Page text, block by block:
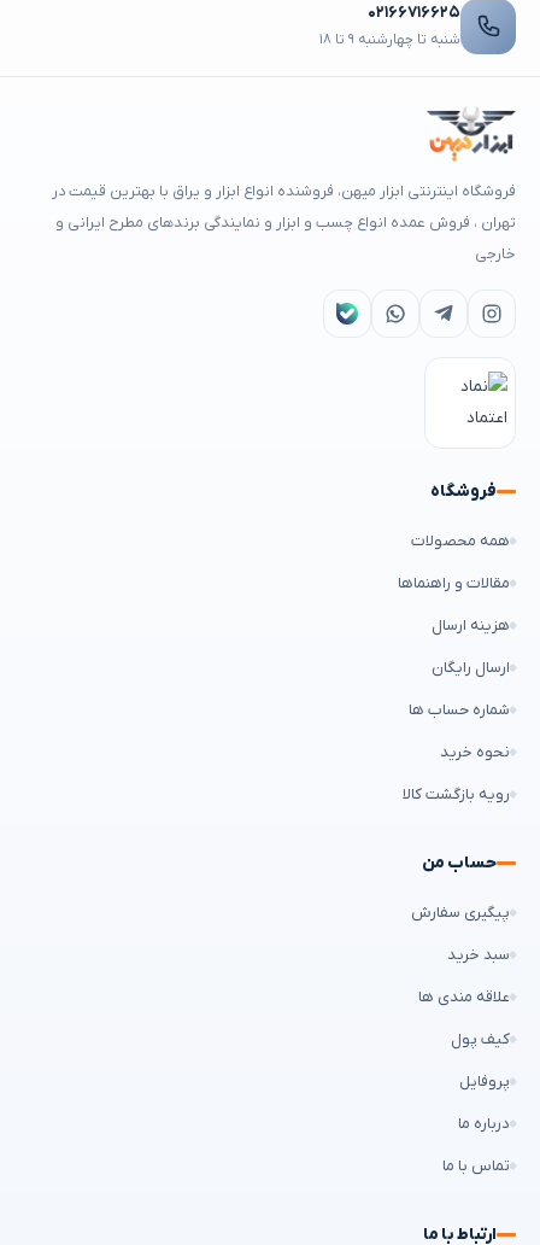
۰۲۱۶۶۷۱۶۶۲۵
شنبه تا چهارشنبه ۹ تا ۱۸
فروشگاه اینترنتی ابزار میهن، فروشنده انواع ابزار و یراق با بهترین قیمت در
تهران ، فروش عمده انواع چسب و ابزار و نمایندگی برندهای مطرح ایرانی و
خارجی
فروشگاه
همه محصولات
مقالات و راهنماها
هزینه ارسال
ارسال رایگان
شماره حساب ها
نحوه خرید
رویه بازگشت کالا
حساب من
پیگیری سفارش
سبد خرید
علاقه مندی ها
کیف پول
پروفایل
درباره ما
تماس با ما
ارتباط با ما